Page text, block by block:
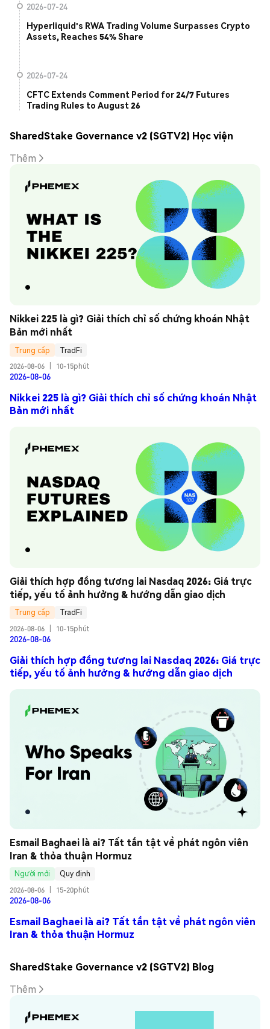
2026-07-24
Hyperliquid's RWA Trading Volume Surpasses Crypto
Assets, Reaches 54% Share
2026-07-24
CFTC Extends Comment Period for 24/7 Futures
Trading Rules to August 26
SharedStake Governance v2 (SGTV2) Học viện
Thêm
Nikkei 225 là gì? Giải thích chỉ số chứng khoán Nhật
Bản mới nhất
Trung cấp
TradFi
2026-08-06
10-15phút
2026-08-06
Nikkei 225 là gì? Giải thích chỉ số chứng khoán Nhật
Bản mới nhất
Giải thích hợp đồng tương lai Nasdaq 2026: Giá trực
tiếp, yếu tố ảnh hưởng & hướng dẫn giao dịch
Trung cấp
TradFi
2026-08-06
10-15phút
2026-08-06
Giải thích hợp đồng tương lai Nasdaq 2026: Giá trực
tiếp, yếu tố ảnh hưởng & hướng dẫn giao dịch
Esmail Baghaei là ai? Tất tần tật về phát ngôn viên
Iran & thỏa thuận Hormuz
Người mới
Quy định
2026-08-06
15-20phút
2026-08-06
Esmail Baghaei là ai? Tất tần tật về phát ngôn viên
Iran & thỏa thuận Hormuz
SharedStake Governance v2 (SGTV2) Blog
Thêm